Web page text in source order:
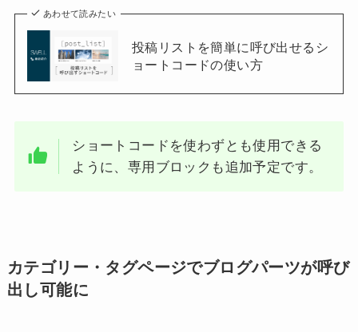
あわせて読みたい
投稿リストを簡単に呼び出せるシ
ョートコードの使い方
ショートコードを使わずとも使用できる
ように、専用ブロックも追加予定です。
カテゴリー・タグページでブログパーツが呼び
出し可能に